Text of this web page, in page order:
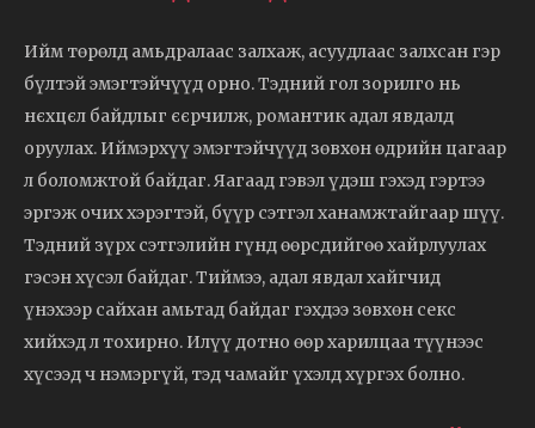
Ийм төрөлд амьдралаас залхаж, асуудлаас залхсан гэр
бүлтэй эмэгтэйчүүд орно. Тэдний гол зорилго нь
нєхцєл байдлыг єєрчилж, романтик адал явдалд
оруулах. Иймэрхүү эмэгтэйчүүд зөвхөн өдрийн цагаар
л боломжтой байдаг. Яагаад гэвэл үдэш гэхэд гэртээ
эргэж очих хэрэгтэй, бүүр сэтгэл ханамжтайгаар шүү.
Тэдний зүрх сэтгэлийн гүнд өөрсдийгөө хайрлуулах
гэсэн хүсэл байдаг. Тиймээ, адал явдал хайгчид
үнэхээр сайхан амьтад байдаг гэхдээ зөвхөн секс
хийхэд л тохирно. Илүү дотно өөр харилцаа түүнээс
хүсээд ч нэмэргүй, тэд чамайг үхэлд хүргэх болно.